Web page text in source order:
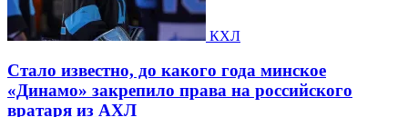
КХЛ
Стало известно, до какого года минское
«Динамо» закрепило права на российского
вратаря из АХЛ